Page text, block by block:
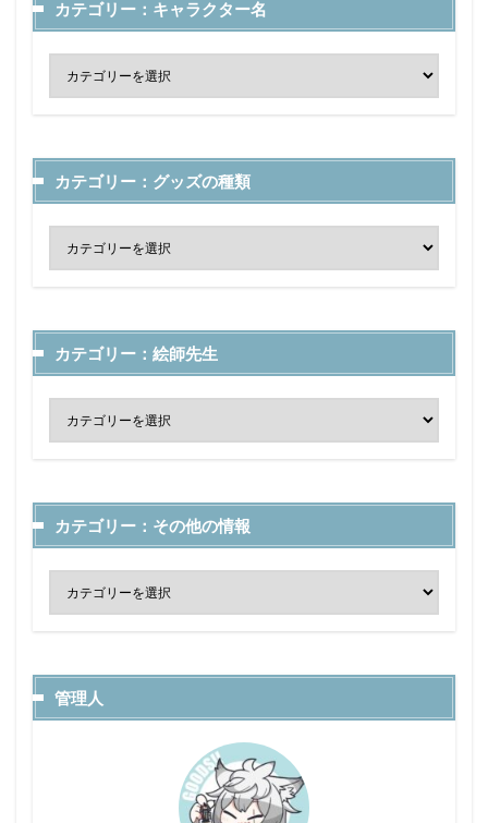
カテゴリー：キャラクター名
カテゴリー：グッズの種類
カテゴリー：絵師先生
カテゴリー：その他の情報
管理人